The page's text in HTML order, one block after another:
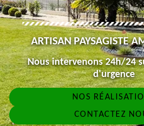
ARTISAN PAYSAGISTE
Nous intervenons 24h/24
d'urgence
NOS
CONTACTEZ